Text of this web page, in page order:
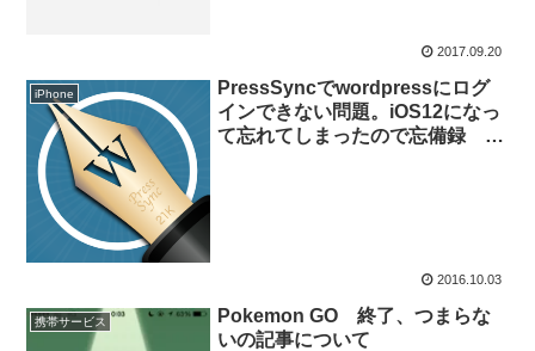
2017.09.20
iPhone
PressSyncでwordpressにログ
インできない問題。iOS12になっ
て忘れてしまったので忘備録 他
2016.10.03
携帯サービス
Pokemon GO 終了、つまらな
いの記事について